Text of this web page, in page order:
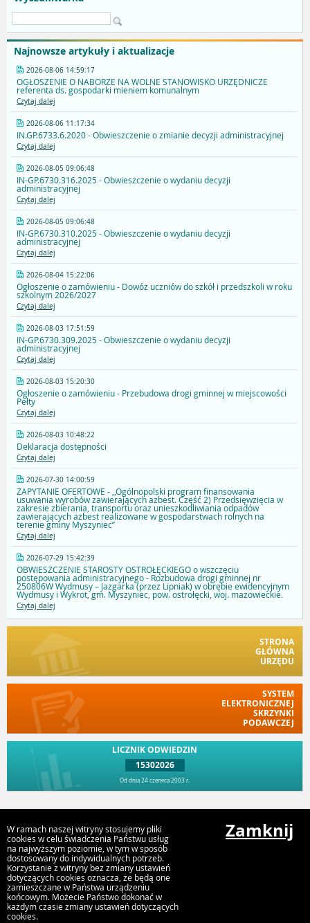
Najnowsze artykuły i aktualizacje
2026-08-06 14:59:17
OGŁOSZENIE O NABORZE NA WOLNE STANOWISKO URZĘDNICZE
referenta ds. gospodarki mieniem komunalnym
Czytaj dalej
2026-08-06 11:17:34
IN.GP.6733.6.2020 - Obwieszczenie o zmianie decyzji administracyjnej
Czytaj dalej
2026-08-05 09:06:48
IN-GP.6730.316.2025 - Obwieszczenie o wydaniu decyzji
administracyjnej
Czytaj dalej
2026-08-05 09:06:48
IN-GP.6730.310.2025 - Obwieszczenie o wydaniu decyzji
administracyjnej
Czytaj dalej
2026-08-04 15:22:06
Ogłoszenie o zamówieniu - Dowóz uczniów do szkół i przedszkoli w roku
szkolnym 2026/2027
Czytaj dalej
2026-08-03 17:51:59
IN-GP.6730.309.2025 - Obwieszczenie o wydaniu decyzji
administracyjnej
Czytaj dalej
2026-08-03 15:20:30
Ogłoszenie o zamówieniu - Przebudowa drogi gminnej w miejscowości
Pełty
Czytaj dalej
2026-08-03 10:48:22
Deklaracja dostępności
Czytaj dalej
2026-07-30 14:00:59
ZAPYTANIE OFERTOWE - ,,Ogólnopolski program finansowania
usuwania wyrobów zawierających azbest. Część 2) Przedsięwzięcia w
zakresie zbierania, transportu oraz unieszkodliwiania odpadów
zawierających azbest realizowane w gospodarstwach rolnych na
terenie gminy Myszyniec’’
Czytaj dalej
2026-07-29 15:42:39
OBWIESZCZENIE STAROSTY OSTROŁĘCKIEGO o wszczęciu
postępowania administracyjnego - Rozbudowa drogi gminnej nr
250806W Wydmusy – Jazgarka (przez Lipniak) w obrębie ewidencyjnym
Wydmusy i Wykrot, gm. Myszyniec, pow. ostrołęcki, woj. mazowieckie.
Czytaj dalej
STRONA
GŁÓWNA
URZĘDU
SYSTEM
ELEKTRONICZNEJ
SKRZYNKI
PODAWCZEJ
LICZNIK ODWIEDZIN
15302026
Od dnia 24 czerwca 2003 r.
Urząd Miejski w Myszyńcu
ul. Plac Wolności 60, 07-430 Myszyniec
W ramach naszej witryny stosujemy pliki
cookies w celu świadczenia Państwu usług
na najwyższym poziomie, w tym w sposób
dostosowany do indywidualnych potrzeb.
Korzystanie z witryny bez zmiany ustawień
dotyczących cookies oznacza, że będą one
zamieszczane w Państwa urządzeniu
końcowym. Możecie Państwo dokonać w
każdym czasie zmiany ustawień dotyczących
cookies.
Zamknij